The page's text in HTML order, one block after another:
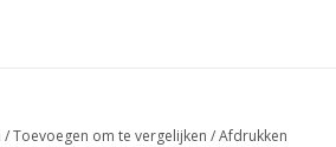
/Toevoegen om te vergelijken /Afdrukken